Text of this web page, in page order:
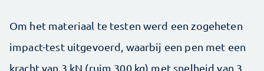
Om het materiaal te testen werd een zogeheten
impact-test uitgevoerd, waarbij een pen met een
kracht van 3 kN (ruim 300 kg) met snelheid van 3